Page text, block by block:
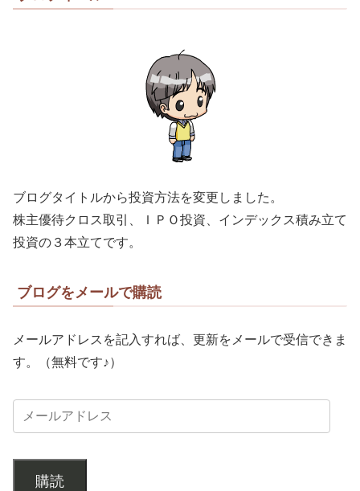
ブログタイトルから投資方法を変更しました。
株主優待クロス取引、ＩＰＯ投資、インデックス積み立て
投資の３本立てです。
ブログをメールで購読
メールアドレスを記入すれば、更新をメールで受信できま
す。（無料です♪）
購読